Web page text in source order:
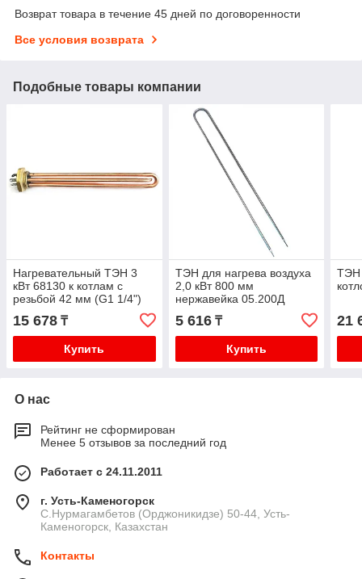
Возврат товара в течение 45 дней по договоренности
Все условия возврата
Подобные товары компании
Нагревательный ТЭН 3
кВт 68130 к котлам с
резьбой 42 мм (G1 1/4")
длина 315 мм
15 678 ₸
Купить
ТЭН для нагрева воздуха
2,0 кВт 800 мм
нержавейка 05.200Д
5 616₸
Купить
ТЭН
21
О нас
Рейтинг не сформирован
Менее 5 отзывов за последний год
Работает с 24.11.2011
г. Усть-Каменогорск
С.Нурмагамбетов (Орджоникидзе) 50-44, Усть-
Каменогорск, Казахстан
Контакты